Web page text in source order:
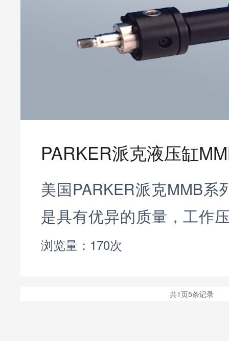
PARKER派克液压缸
美国PARKER派克MMB系
是具有优异的质量，工作
可在重载下长时间工作。
浏览量：170次
共1页5条记录